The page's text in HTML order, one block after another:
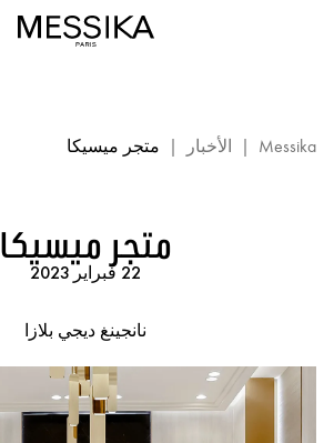
بلازا:
Messika
| الأخبار | متجر ميسيكا
متجر ميسيكا
22 فبراير 2023
نانجينغ ديجي بلازا